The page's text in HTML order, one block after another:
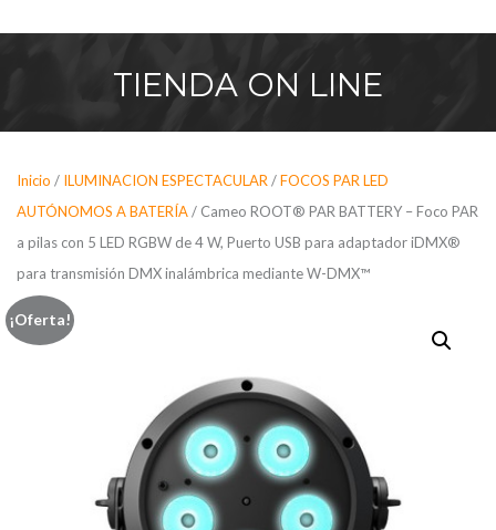
TIENDA ON LINE
Inicio / ILUMINACION ESPECTACULAR /FOCOS PAR LED
AUTÓNOMOS A BATERÍA/ Cameo ROOT® PAR BATTERY – Foco PAR
a pilas con 5 LED RGBW de 4 W, Puerto USB para adaptador iDMX®
para transmisión DMX inalámbrica mediante W-DMX™
¡Oferta!